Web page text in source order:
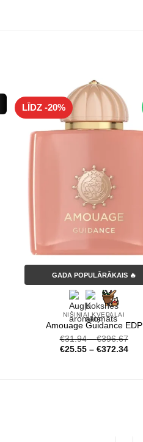
LĪDZ -20%
GADA POPULĀRĀKAIS 🔥
NIŠINIAI KVEPALAI
Amouage Guidance EDP
€31.94–€396.67
€25.55– €372.34